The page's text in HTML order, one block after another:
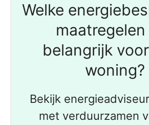
Welke
maatregelen
belangrijk
woning?
Bekijk
met verduurzamen